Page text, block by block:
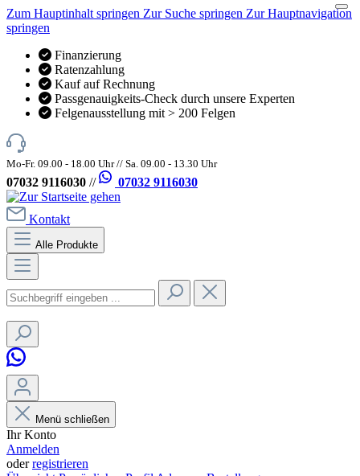
Zum Hauptinhalt springen Zur Suche springen Zur Hauptnavigation
springen
Finanzierung
Ratenzahlung
Kauf auf Rechnung
Passgenauigkeits-Check durch unsere Experten
Felgenausstellung mit > 200 Felgen
Mo-Fr. 09.00 - 18.00 Uhr // Sa. 09.00 - 13.30 Uhr
07032 9116030 // 07032 9116030
Kontakt
Alle Produkte
Menü schließen
Ihr Konto
Anmelden
oderregistrieren